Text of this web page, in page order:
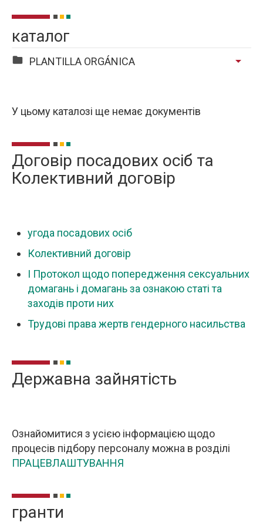
каталог
PLANTILLA ORGÁNICA arrow_drop_down
У цьому каталозі ще немає документів
Договір посадових осіб та
Колективний договір
угода посадових осіб
Колективний договір
I Протокол щодо попередження сексуальних
домагань і домагань за ознакою статі та
заходів проти них
Трудові права жертв гендерного насильства
Державна зайнятість
Ознайомитися з усією інформацією щодо
процесів підбору персоналу можна в розділі
ПРАЦЕВЛАШТУВАННЯ
гранти